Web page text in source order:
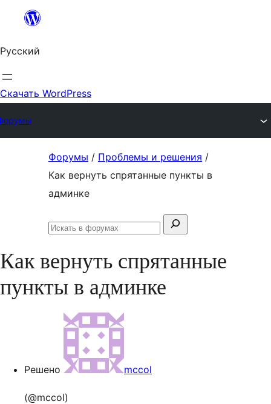
Перейти
содержимому
Русский
Скачать WordPress
содержимому
Форумы / Проблемы и решения /
Как вернуть спрятанные пункты в
админке
Поиск:
Искать
Как вернуть спрятанные
пункты в админке
Решено mccol
(@mccol)